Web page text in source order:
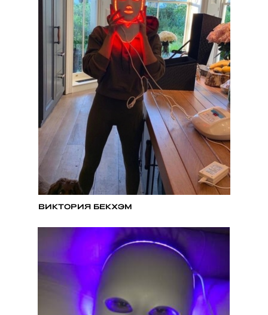
ВИКТОРИЯ БЕКХЭМ